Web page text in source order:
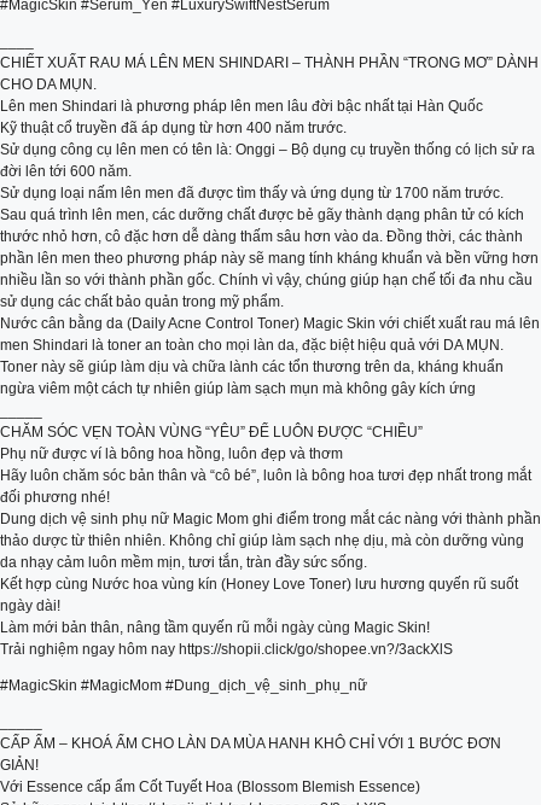
#MagicSkin #Serum_Yến #LuxurySwiftNestSerum
CHIẾT XUẤT RAU MÁ LÊN MEN SHINDARI – THÀNH PHẦN “TRONG MƠ” DÀNH
CHO DA MỤN.
Lên men Shindari là phương pháp lên men lâu đời bậc nhất tại Hàn Quốc
Kỹ thuật cổ truyền đã áp dụng từ hơn 400 năm trước.
Sử dụng công cụ lên men có tên là: Onggi – Bộ dụng cụ truyền thống có lịch sử ra
đời lên tới 600 năm.
Sử dụng loại nấm lên men đã được tìm thấy và ứng dụng từ 1700 năm trước.
Sau quá trình lên men, các dưỡng chất được bẻ gãy thành dạng phân tử có kích
thước nhỏ hơn, cô đặc hơn dễ dàng thấm sâu hơn vào da. Đồng thời, các thành
phần lên men theo phương pháp này sẽ mang tính kháng khuẩn và bền vững hơn
nhiều lần so với thành phần gốc. Chính vì vậy, chúng giúp hạn chế tối đa nhu cầu
sử dụng các chất bảo quản trong mỹ phẩm.
Nước cân bằng da (Daily Acne Control Toner) Magic Skin với chiết xuất rau má lên
men Shindari là toner an toàn cho mọi làn da, đặc biệt hiệu quả với DA MỤN.
Toner này sẽ giúp làm dịu và chữa lành các tổn thương trên da, kháng khuẩn
ngừa viêm một cách tự nhiên giúp làm sạch mụn mà không gây kích ứng
CHĂM SÓC VẸN TOÀN VÙNG “YÊU” ĐỂ LUÔN ĐƯỢC “CHIỀU”
Phụ nữ được ví là bông hoa hồng, luôn đẹp và thơm
Hãy luôn chăm sóc bản thân và “cô bé”, luôn là bông hoa tươi đẹp nhất trong mắt
đối phương nhé!
Dung dịch vệ sinh phụ nữ Magic Mom ghi điểm trong mắt các nàng với thành phần
thảo dược từ thiên nhiên. Không chỉ giúp làm sạch nhẹ dịu, mà còn dưỡng vùng
da nhạy cảm luôn mềm mịn, tươi tắn, tràn đầy sức sống.
Kết hợp cùng Nước hoa vùng kín (Honey Love Toner) lưu hương quyến rũ suốt
ngày dài!
Làm mới bản thân, nâng tầm quyến rũ mỗi ngày cùng Magic Skin!
Trải nghiệm ngay hôm nay https://shopii.click/go/shopee.vn?/3ackXlS
#MagicSkin #MagicMom #Dung_dịch_vệ_sinh_phụ_nữ
CẤP ẨM – KHOÁ ẨM CHO LÀN DA MÙA HANH KHÔ CHỈ VỚI 1 BƯỚC ĐƠN
GIẢN!
Với Essence cấp ẩm Cốt Tuyết Hoa (Blossom Blemish Essence)